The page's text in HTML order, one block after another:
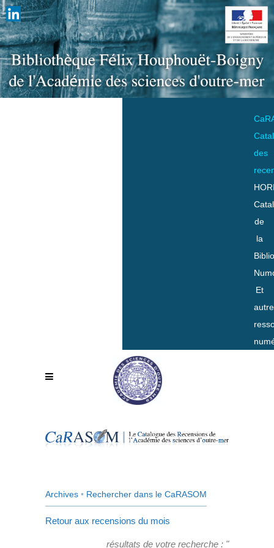
des
de
la
Et
Archives • Rechercher dans le CaRASOM
Retour aux recensions du mois
résultats de votre recherche : "